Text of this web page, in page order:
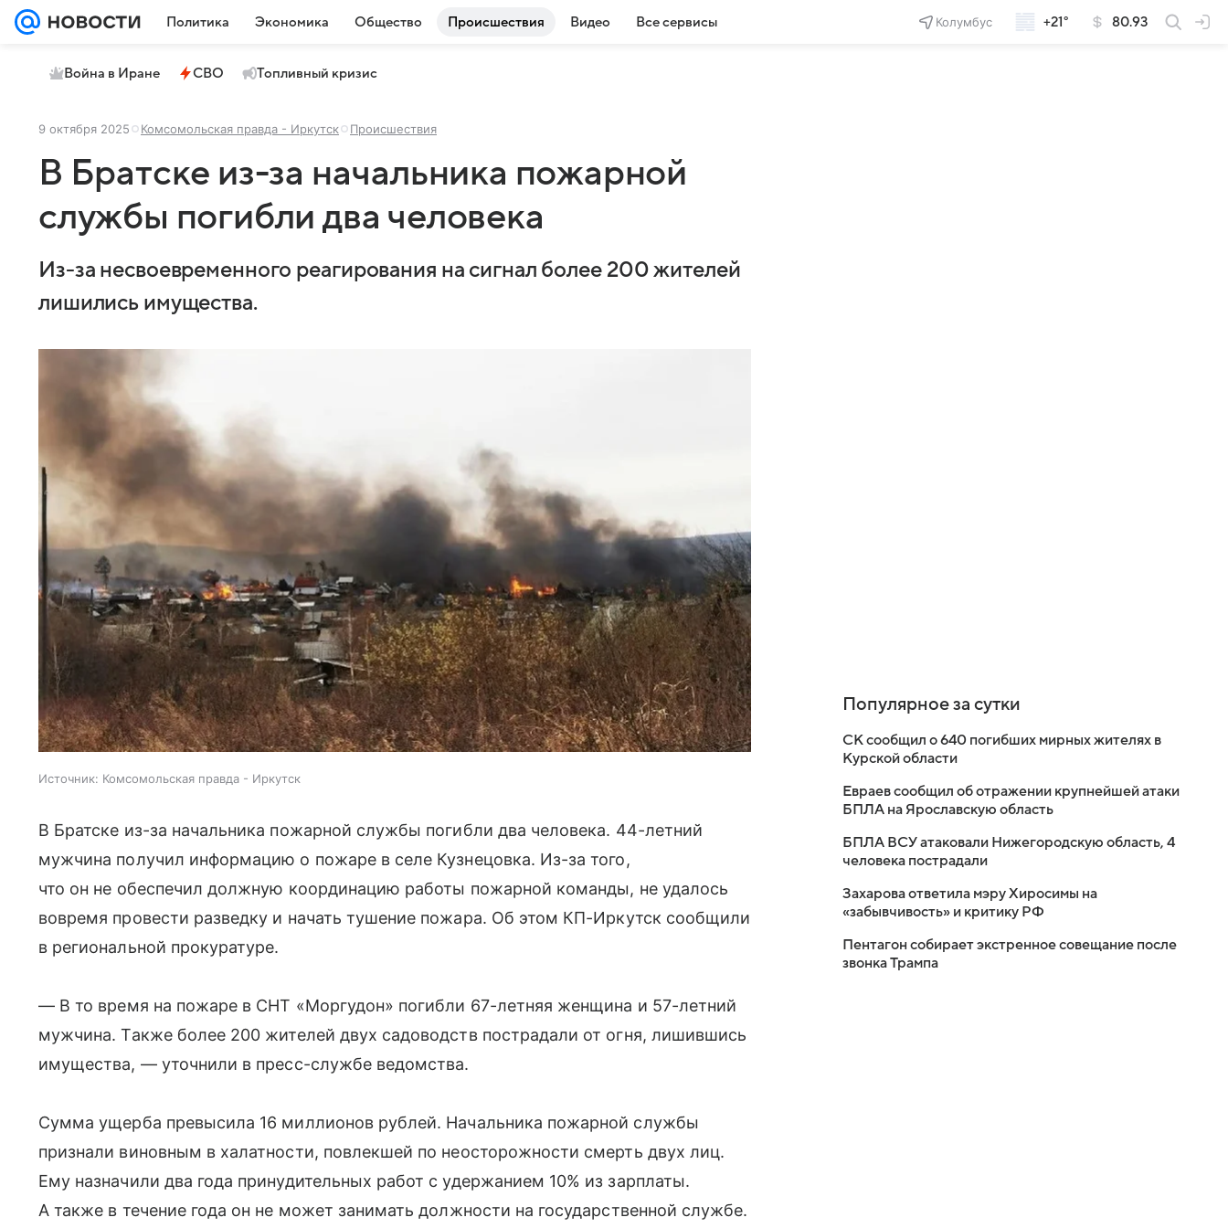
Политика Экономика Общество Происшествия Видео Все сервисы Колумбус +21° 80.93
Война в Иране СВО Топливный кризис
9 октября 2025 Комсомольская правда - Иркутск Происшествия
В Братске из-за начальника пожарной
службы погибли два человека
Из-за несвоевременного реагирования на сигнал более 200 жителей
лишились имущества.
Источник: Комсомольская правда - Иркутск
В Братске из-за начальника пожарной службы погибли два человека. 44-летний
мужчина получил информацию о пожаре в селе Кузнецовка. Из-за того,
что он не обеспечил должную координацию работы пожарной команды, не удалось
вовремя провести разведку и начать тушение пожара. Об этом КП-Иркутск сообщили
в региональной прокуратуре.
— В то время на пожаре в СНТ «Моргудон» погибли 67-летняя женщина и 57-летний
мужчина. Также более 200 жителей двух садоводств пострадали от огня, лишившись
имущества, — уточнили в пресс-службе ведомства.
Сумма ущерба превысила 16 миллионов рублей. Начальника пожарной службы
признали виновным в халатности, повлекшей по неосторожности смерть двух лиц.
Ему назначили два года принудительных работ с удержанием 10% из зарплаты.
А также в течение года он не может занимать должности на государственной службе.
Популярное за сутки
СК сообщил о 640 погибших мирных жителях в
Курской области
Евраев сообщил об отражении крупнейшей атаки
БПЛА на Ярославскую область
БПЛА ВСУ атаковали Нижегородскую область, 4
человека пострадали
Захарова ответила мэру Хиросимы на
«забывчивость» и критику РФ
Пентагон собирает экстренное совещание после
звонка Трампа